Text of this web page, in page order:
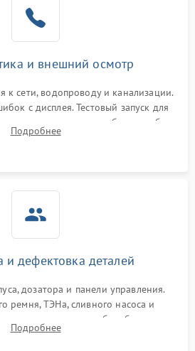
и внешний осмотр
к сети, водопроводу и канализации.
с дисплея. Тестовый запуск для
шумов, протечек или сбоев в работе
модуля управления.
Подробнее
и дефектовка деталей
дозатора и панели управления.
ремня, ТЭНа, сливного насоса и
подшипников барабана и
а манжеты люка на разрывы.
Подробнее